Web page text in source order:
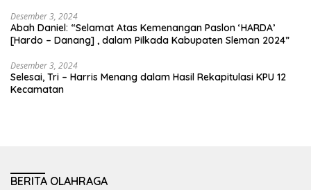
Desember 3, 2024
Abah Daniel: “Selamat Atas Kemenangan Paslon ‘HARDA’
[Hardo – Danang] , dalam Pilkada Kabupaten Sleman 2024”
Desember 3, 2024
Selesai, Tri – Harris Menang dalam Hasil Rekapitulasi KPU 12
Kecamatan
BERITA OLAHRAGA